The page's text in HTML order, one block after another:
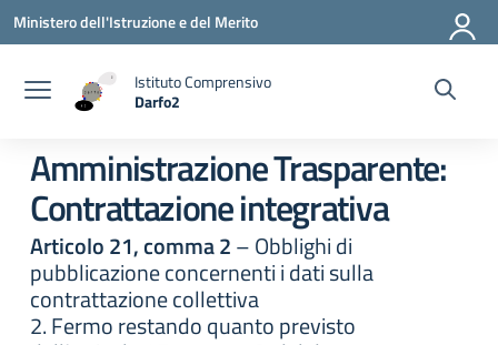
Vai ai contenuti
Vai al menu di navigazione
Vai al footer
Ministero dell'Istruzione e del Merito
Istituto Comprensivo
Darfo2
Amministrazione Trasparente:
Contrattazione integrativa
Articolo 21, comma 2– Obblighi di
pubblicazione concernenti i dati sulla
contrattazione collettiva
2. Fermo restando quanto previsto